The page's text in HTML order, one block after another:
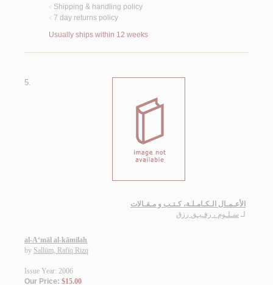
< Shipping & handling policy
< 7 day returns policy
Usually ships within 12 weeks
5.
الأعـمـال الـكـامـلـة، كـتـب و مـقـالات
لـ سـلـوم ، رفـيـق رزق
al-A‘māl al-kāmilah
by Sallūm, Rafīq Rizq
Issue Year: 2006
Our Price: $15.00